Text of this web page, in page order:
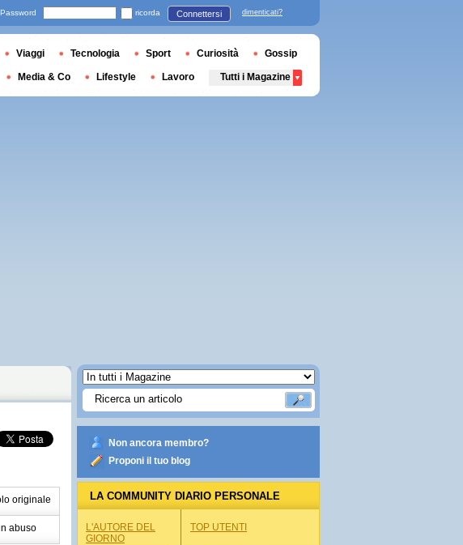
originale
abuso
Non ancora membro?
Proponi il tuo blog
LA COMMUNITY DIARIO PERSONALE
L'AUTORE DEL
GIORNO
TOP UTENTI
Password ricorda Connettersi dimenticati?
Viaggi Tecnologia Sport Curiosità Gossip
Media & Co Lifestyle Lavoro Tutti i Magazine